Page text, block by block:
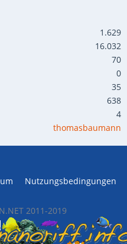
1.629
16.032
70
0
35
638
4
thomasbaumann
Nutzungsbedingungen
2011-2019